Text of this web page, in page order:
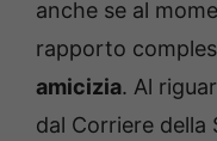
anche se al
rapporto
amicizia. Al
dal Corriere della